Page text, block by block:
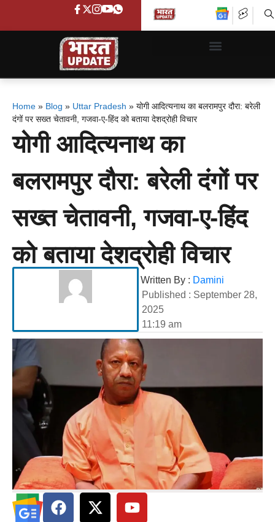
Home » Blog » Uttar Pradesh » योगी आदित्यनाथ का बलरामपुर दौरा: बरेली
दंगों पर सख्त चेतावनी, गजवा-ए-हिंद को बताया देशद्रोही विचार
योगी आदित्यनाथ का
बलरामपुर दौरा: बरेली दंगों पर
सख्त चेतावनी, गजवा-ए-हिंद
को बताया देशद्रोही विचार
Written By : Damini
Published : September 28,
2025
11:19 am